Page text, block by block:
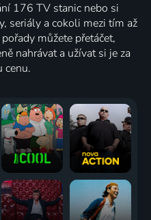
176 TV stanic nebo si
seriály a cokoli mezi tím až
můžete přetáčet,
nahrávat a užívat si je za
cenu.